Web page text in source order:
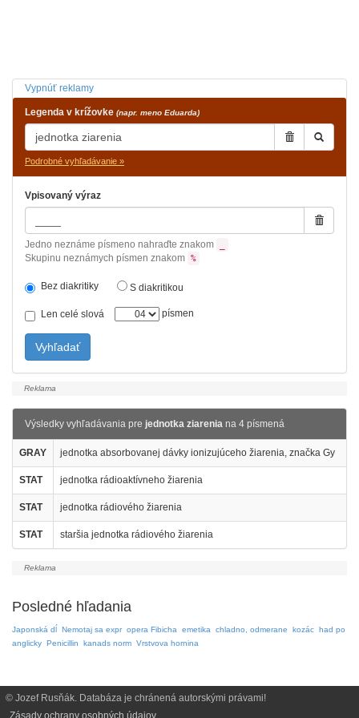
Vypnúť reklamy
Legenda v krížovke (napr. meno Eduarda)
Podrobné vyhľadávanie »
Vpisovaný výraz
Jedno neznáme písmeno nahraďte znakom
Skupinu neznámych písmen znakom %
Bez diakritiky S diakritikou
Len celé slová písmen
Vyhľadať
Výsledky vyhľadávania pre jednotka ziarenia na 4 písmená
GRAY jednotka absorbovanej dávky ionizujúceho žiarenia, značka Gy
STAT jednotka rádioaktívneho žiarenia
STAT jednotka rádiového žiarenia
STAT staršia jednotka rádiového žiarenia
Posledné hľadania
Japonská dĺ Nemotaj sa expr opera Fibicha emetika chladno, odmerane kozác had po
anglicky Penicillin kanads norm Vrstvova hornina
© Jozef Rusňák. Databáza je chránená autorskými právami!
Zásady ochrany osobných údajov